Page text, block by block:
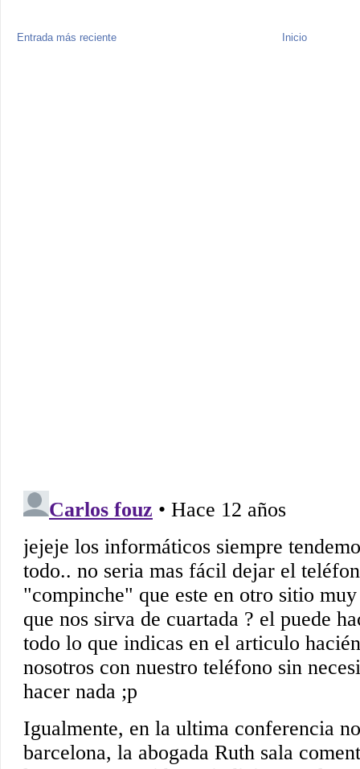
Entrada más reciente Inicio